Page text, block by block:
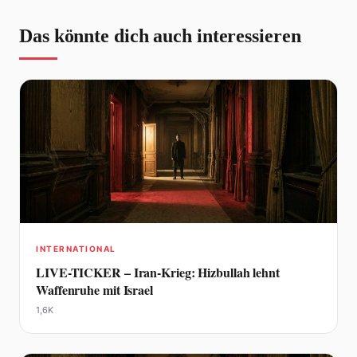
Das könnte dich auch interessieren
INTERNATIONAL
LIVE-TICKER – Iran-Krieg: Hizbullah lehnt
Waffenruhe mit Israel
1,6K